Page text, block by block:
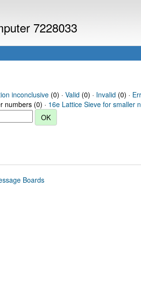
7228033
inconclusive(0) · Valid (0) · Invalid (0) ·
numbers (0) · 16e Lattice Sieve for smaller
Boards